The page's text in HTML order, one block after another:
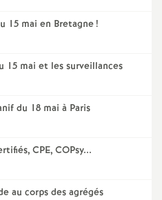
15 mai en Bretagne!
15 mai et les surveillances
du 18 mai à Paris
CPE, COPsy...
au corps des agrégés